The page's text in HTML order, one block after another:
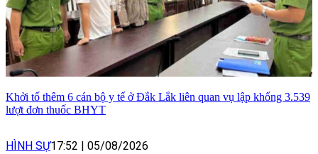
Khởi tố thêm 6 cán bộ y tế ở Đắk Lắk liên quan vụ lập khống 3.539
lượt đơn thuốc BHYT
HÌNH SỰ17:52 05/08/2026